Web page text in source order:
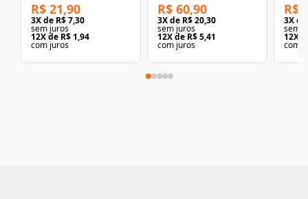
R$ 21,90
3X de R$ 7,30
sem juros
12X de R$ 1,94
com juros
R$ 60,90
3X de R$ 20,30
sem juros
12X de R$ 5,41
com juros
R$
3X de
sem
12X
com